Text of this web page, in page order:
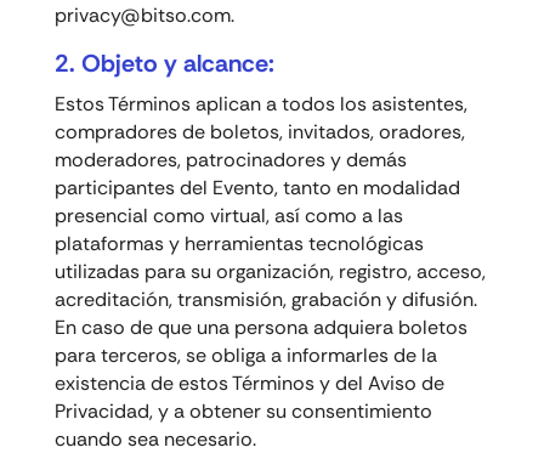
privacy@bitso.com.
2. Objeto y alcance:
Estos Términos aplican a todos los asistentes,
compradores de boletos, invitados, oradores,
moderadores, patrocinadores y demás
participantes del Evento, tanto en modalidad
presencial como virtual, así como a las
plataformas y herramientas tecnológicas
utilizadas para su organización, registro, acceso,
acreditación, transmisión, grabación y difusión.
En caso de que una persona adquiera boletos
para terceros, se obliga a informarles de la
existencia de estos Términos y del Aviso de
Privacidad, y a obtener su consentimiento
cuando sea necesario.